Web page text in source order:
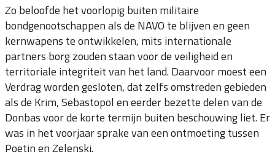
Zo beloofde het voorlopig buiten militaire
bondgenootschappen als de NAVO te blijven en geen
kernwapens te ontwikkelen, mits internationale
partners borg zouden staan voor de veiligheid en
territoriale integriteit van het land. Daarvoor moest een
Verdrag worden gesloten, dat zelfs omstreden gebieden
als de Krim, Sebastopol en eerder bezette delen van de
Donbas voor de korte termijn buiten beschouwing liet. Er
was in het voorjaar sprake van een ontmoeting tussen
Poetin en Zelenski.